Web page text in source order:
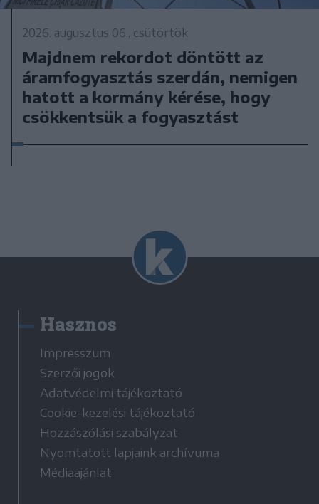
2026. augusztus 06., csütörtök
Majdnem rekordot döntött az
áramfogyasztás szerdán, nemigen
hatott a kormány kérése, hogy
csökkentsük a fogyasztást
Hasznos
Impresszum
Szerzői jogok
Adatvédelmi tájékoztató
Cookie-kezelési tájékoztató
Hozzászólási szabályzat
Nyomtatott lapjaink archívuma
Médiaajánlat